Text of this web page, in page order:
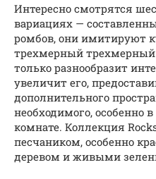
Интересно смотрятся
вариациях —
ромбов, они имитируют
трехмерный трехмерный
только разнообразит
увеличит его,
дополнительного
необходимого, особенно
комнате. Коллекция
песчаником, особенно
деревом и живыми